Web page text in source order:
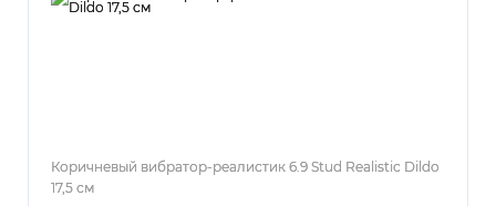
Коричневый вибратор-реалистик 6.9 Stud Realistic Dildo
17,5 см